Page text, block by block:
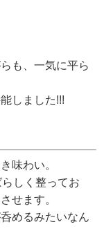
も、一気に平ら
しました!!!
味わい。
しく整ってお
せます。
めるみたいなん